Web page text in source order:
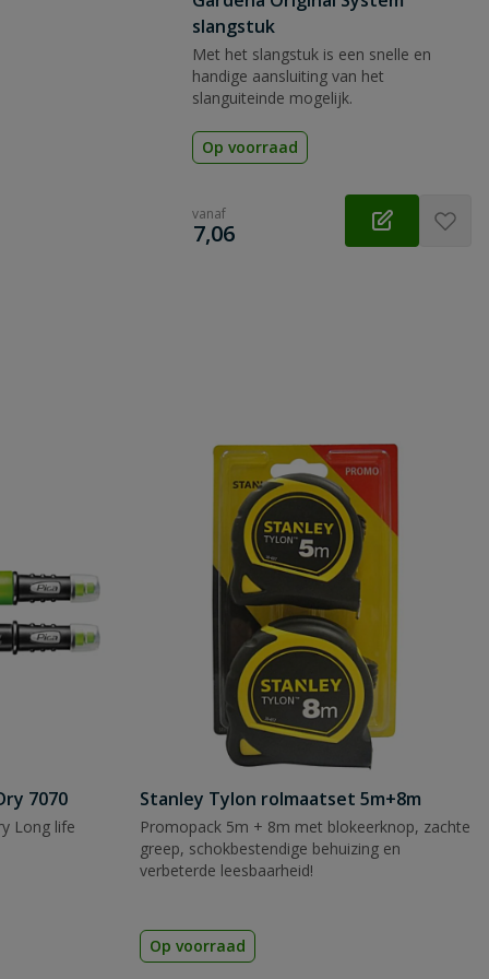
slangstuk
Met het slangstuk is een snelle en
handige aansluiting van het
slanguiteinde mogelijk.
Op voorraad
vanaf
€
7,06
7070
Long life
Stanley Tylon rolmaatset 5m+8m
Promopack 5m + 8m met blokeerknop, zachte
greep, schokbestendige behuizing en
verbeterde leesbaarheid!
Op voorraad